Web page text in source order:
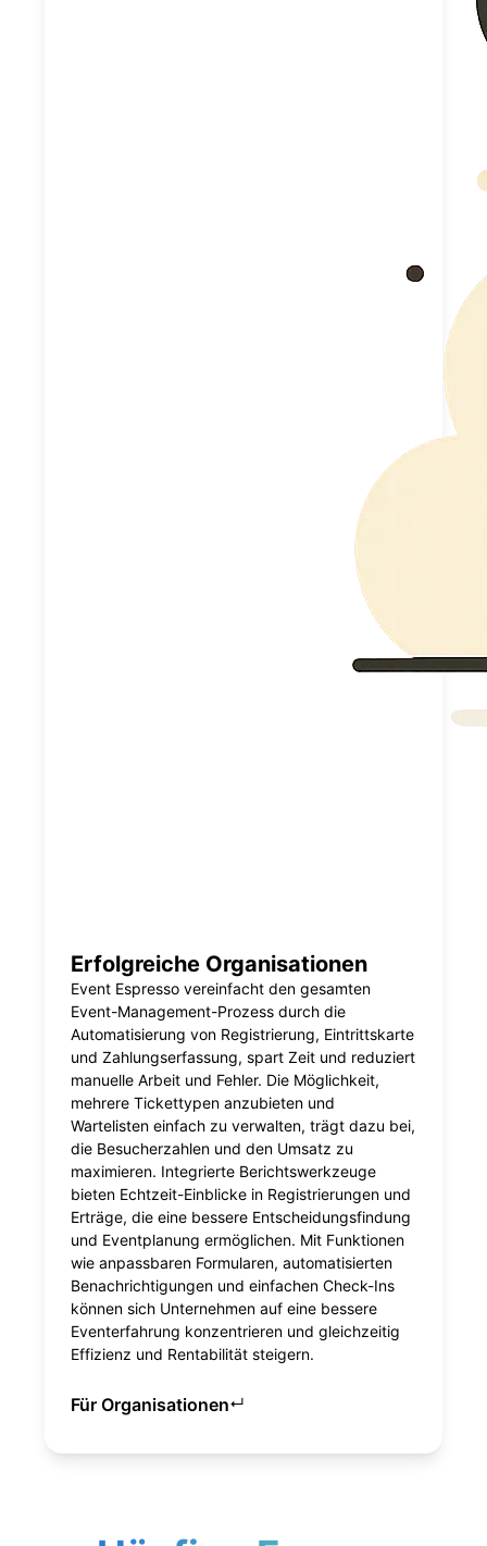
Erfolgreiche Organisationen
Event Espresso vereinfacht den gesamten
Event-Management-Prozess durch die
Automatisierung von Registrierung, Eintrittskarte
und Zahlungserfassung, spart Zeit und reduziert
manuelle Arbeit und Fehler. Die Möglichkeit,
mehrere Tickettypen anzubieten und
Wartelisten einfach zu verwalten, trägt dazu bei,
die Besucherzahlen und den Umsatz zu
maximieren. Integrierte Berichtswerkzeuge
bieten Echtzeit-Einblicke in Registrierungen und
Erträge, die eine bessere Entscheidungsfindung
und Eventplanung ermöglichen. Mit Funktionen
wie anpassbaren Formularen, automatisierten
Benachrichtigungen und einfachen Check-Ins
können sich Unternehmen auf eine bessere
Eventerfahrung konzentrieren und gleichzeitig
Effizienz und Rentabilität steigern.
Für Organisationen↵